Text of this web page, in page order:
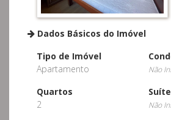
Dados Básicos do Imóvel
Tipo de Imóvel
Apartamento
Não
Quartos
2
Não